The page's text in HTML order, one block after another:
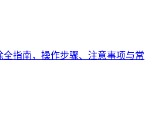
全指南，操作步骤、注意事项与常